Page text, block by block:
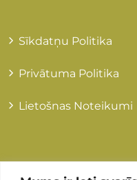
Sīkdatņu Politika
Privātuma Politika
Lietošnas Noteikumi
Kontakti